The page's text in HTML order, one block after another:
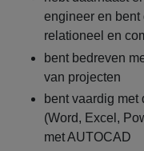
engineer en bent
relationeel en
bent bedreven
van projecten
bent vaardig met
(Word, Excel,
met AUTOCAD